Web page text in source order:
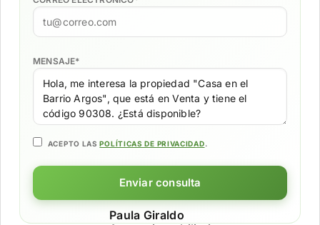
MENSAJE*
ACEPTO LASPOLÍTICAS DE PRIVACIDAD.
Enviar consulta
Paula Giraldo